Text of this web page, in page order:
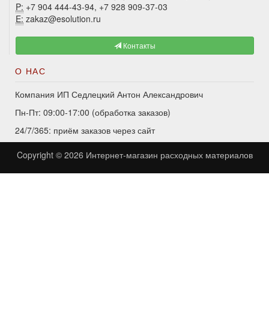
P: +7 904 444-43-94, +7 928 909-37-03
E: zakaz@esolution.ru
Контакты
О НАС
Компания ИП Седлецкий Антон Александрович
Пн-Пт: 09:00-17:00 (обработка заказов)
24/7/365: приём заказов через сайт
Copyright © 2026 Интернет-магазин расходных материалов